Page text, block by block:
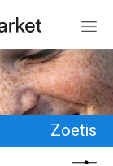
Zoetis